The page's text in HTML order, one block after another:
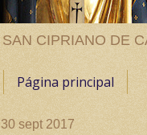
SAN CIPRIANO DE
Página principal
30 sept 2017